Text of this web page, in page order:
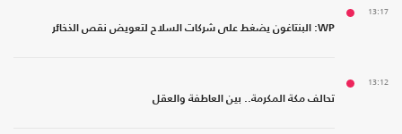
13:17
WP: البنتاغون يضغط على شركات السلاح لتعويض نقص الذخائر
13:12
تحالف مكة المكرمة.. بين العاطفة والعقل